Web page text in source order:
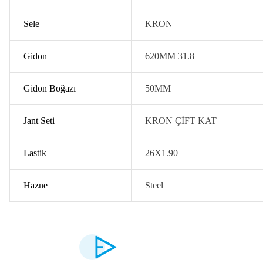
Sele KRON
Gidon 620MM 31.8
Gidon Boğazı 50MM
Jant Seti KRON ÇİFT KAT
Lastik 26X1.90
Hazne Steel
Görüş ve önerileriniz için teşekkür ederiz.